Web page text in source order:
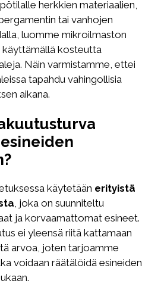
herkkien materiaalien,
tai vanhojen
luomme mikroilmaston
käyttämällä kosteutta
Näin varmistamme, ettei
tapahdu vahingollisia
aikana.
käytetään erityistä
, joka on suunniteltu
ja korvaamattomat esineet.
ei yleensä riitä kattamaan
arvoa, joten tarjoamme
voidaan räätälöidä esineiden